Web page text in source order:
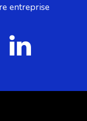
entreprise